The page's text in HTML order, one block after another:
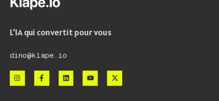
L’IA qui convertit pour vous
dino@klape.io